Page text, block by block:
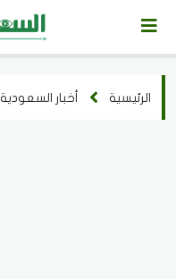
الرئيسية أخبار السعودية